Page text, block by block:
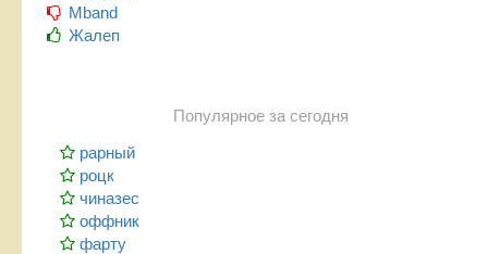
Mband
Жалеп
Популярное за сегодня
рарный
роцк
чиназес
оффник
фарту